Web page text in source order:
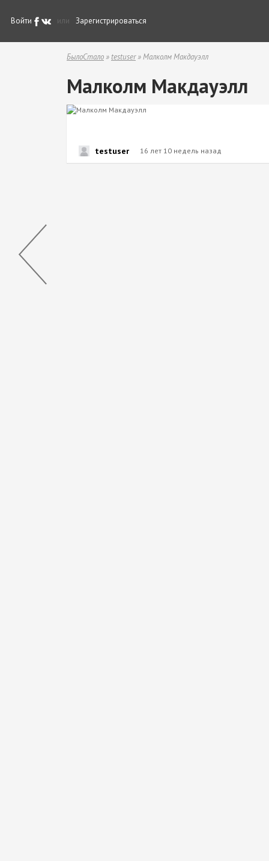
Войти или Зарегистрироваться
БылоСтало » testuser» Малколм Макдауэлл
Малколм Макдауэлл
testuser 16 лет 10 недель назад